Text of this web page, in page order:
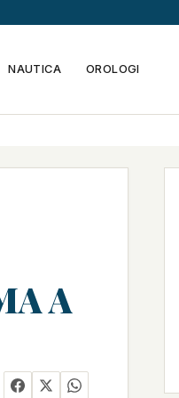
NAUTICA OROLOGI
A